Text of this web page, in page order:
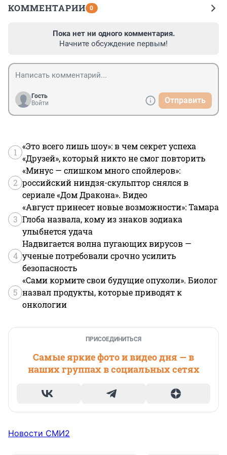
КОММЕНТАРИИ 0
Пока нет ни одного комментария.
Начните обсуждение первым!
Гость
Войти
Отправить
1
«Это всего лишь шоу»: в чем секрет успеха
«Друзей», который никто не смог повторить
2
«Минус — слишком много спойлеров»:
российский ниндзя-скульптор снялся в
сериале «Дом Дракона». Видео
3
«Август принесет новые возможности»: Тамара
Глоба назвала, кому из знаков зодиака
улыбнется удача
4
Надвигается волна пугающих вирусов —
ученые потребовали срочно усилить
безопасность
5
«Сами кормите свои будущие опухоли». Биолог
назвал продукты, которые приводят к
онкологии
ПРИСОЕДИНИТЬСЯ
Самые яркие фото и видео дня — в
наших группах в социальных сетях
Новости СМИ2